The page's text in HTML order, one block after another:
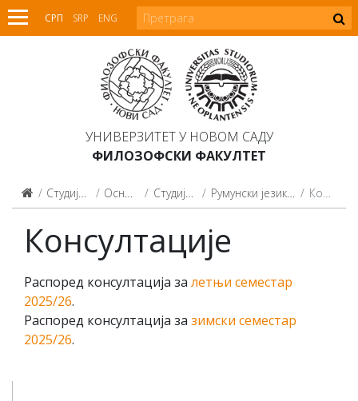
СРП SRP ENG
УНИВЕРЗИТЕТ У НОВОМ САДУ
ФИЛОЗОФСКИ ФАКУЛТЕТ
Студијски програми Основне студије Студијски програми Румунски језик и књижевност (2015) Консултације
Консултације
Распоред консултација за летњи семестар
2025/26.
Распоред консултација за зимски семестар
2025/26.